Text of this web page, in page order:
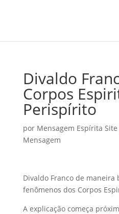
Divaldo
Corpos
Perispírito
por Mensagem Espírita Site
Mensagem
Divaldo Franco de
fenômenos dos Corpos
A explicação começa